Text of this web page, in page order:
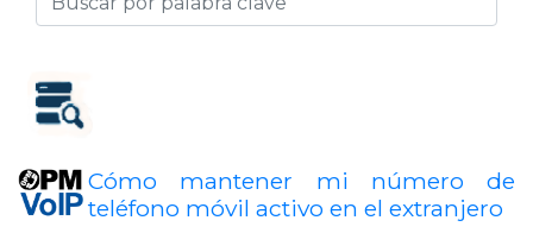
Cómo mantener mi número de
teléfono móvil activo en el extranjero